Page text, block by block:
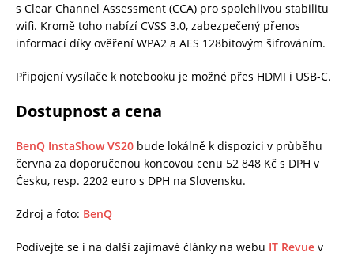
s Clear Channel Assessment (CCA) pro spolehlivou stabilitu
wifi. Kromě toho nabízí CVSS 3.0, zabezpečený přenos
informací díky ověření WPA2 a AES 128bitovým šifrováním.
Připojení vysílače k notebooku je možné přes HDMI i USB-C.
Dostupnost a cena
BenQ InstaShow VS20 bude lokálně k dispozici v průběhu
června za doporučenou koncovou cenu 52 848 Kč s DPH v
Česku, resp. 2202 euro s DPH na Slovensku.
Zdroj a foto: BenQ
Podívejte se i na další zajímavé články na webu IT Revue v